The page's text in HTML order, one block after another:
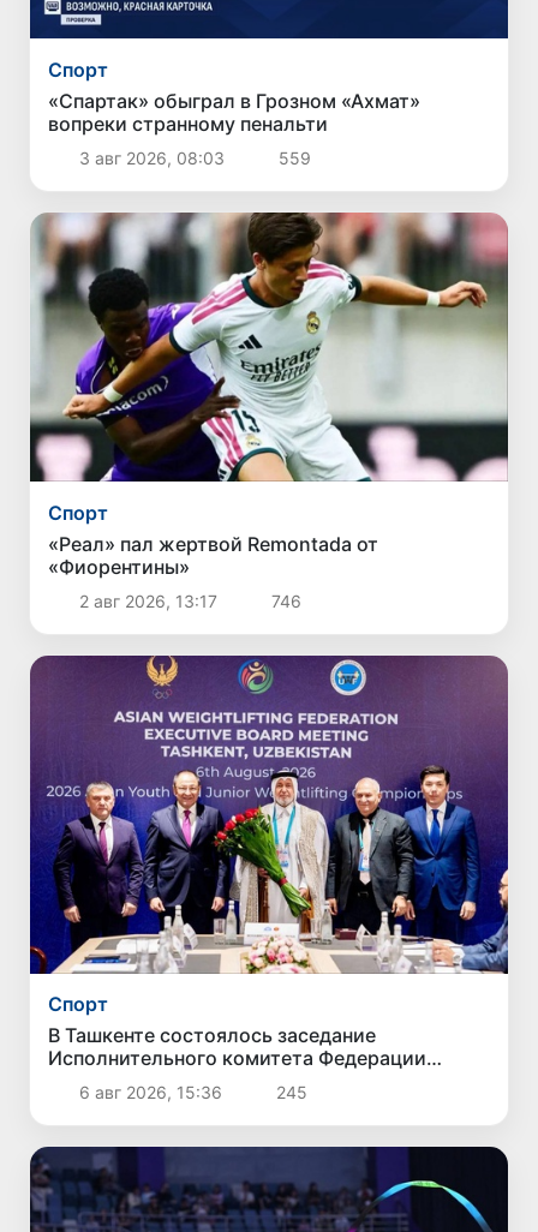
Спорт
«Спартак» обыграл в Грозном «Ахмат»
вопреки странному пенальти
3 авг 2026, 08:03 559
Спорт
«Реал» пал жертвой Remontada от
«Фиорентины»
2 авг 2026, 13:17 746
Спорт
В Ташкенте состоялось заседание
Исполнительного комитета Федерации
тяжелой атлетики Азии
6 авг 2026, 15:36 245